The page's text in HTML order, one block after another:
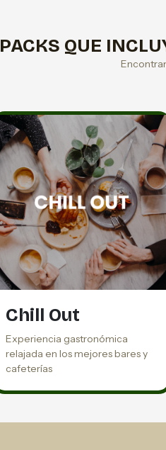
PACKS QUE
Chill Out
Experiencia gastronómica
relajada en los mejores bares y
cafeterías